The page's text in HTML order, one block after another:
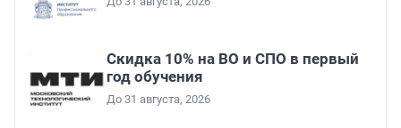
Скидка 10% на ВО и СПО в первый
год обучения
До 31 августа, 2026